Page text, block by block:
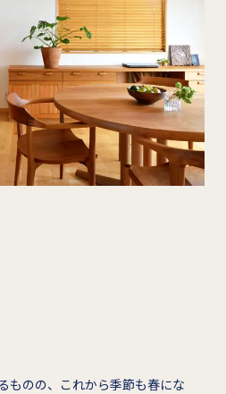
ものの、これから季節も春にな